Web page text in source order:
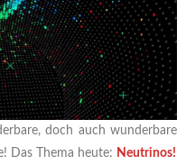
doch auch wunderbare
Das Thema heute: Neutrinos!